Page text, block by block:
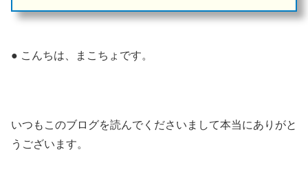
● こんちは、まこちょです。
いつもこのブログを読んでくださいまして本当にありがと
うございます。